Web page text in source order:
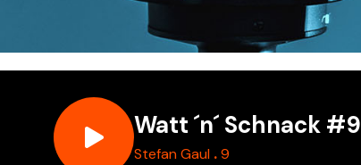
Watt ´n´ Schnack #9
Stefan Gaul .9